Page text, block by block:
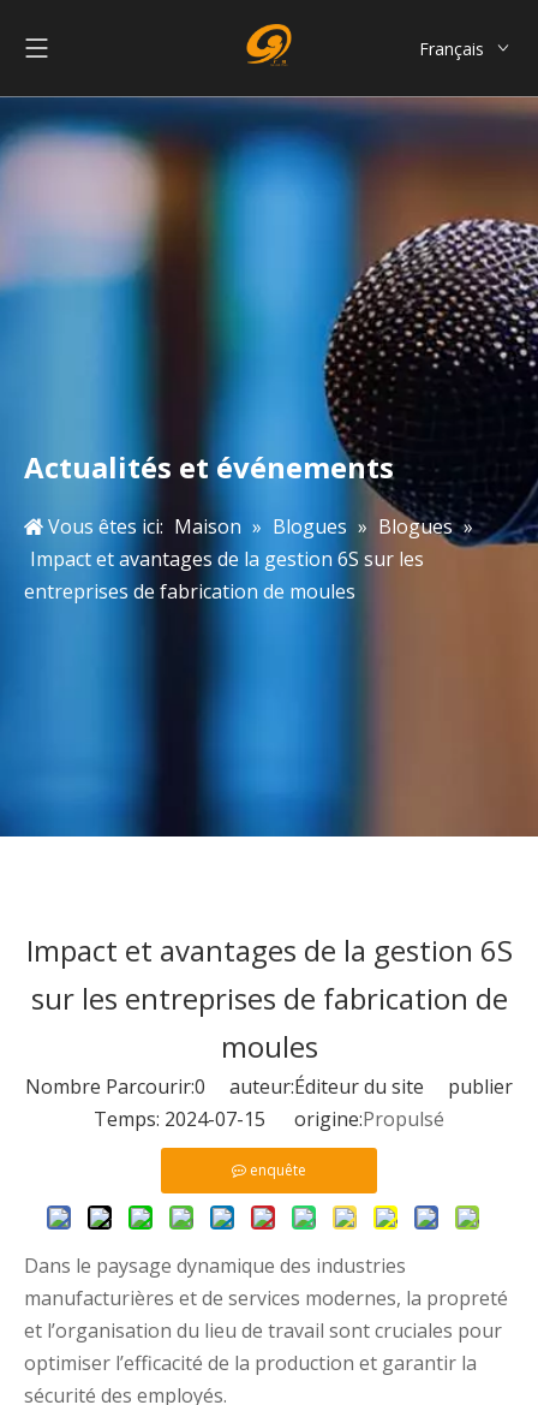
Français
العربية
Português
简体中文
Actualités et événements
Vous êtes ici: Maison » Blogues » Blogues »
Impact et avantages de la gestion 6S sur les
entreprises de fabrication de moules
Impact et avantages de la gestion 6S
sur les entreprises de fabrication de
moules
Nombre Parcourir:0 auteur:Éditeur du site publier
Temps: 2024-07-15 origine:Propulsé
enquête
Dans le paysage dynamique des industries
manufacturières et de services modernes, la propreté
et l’organisation du lieu de travail sont cruciales pour
optimiser l’efficacité de la production et garantir la
sécurité des employés.